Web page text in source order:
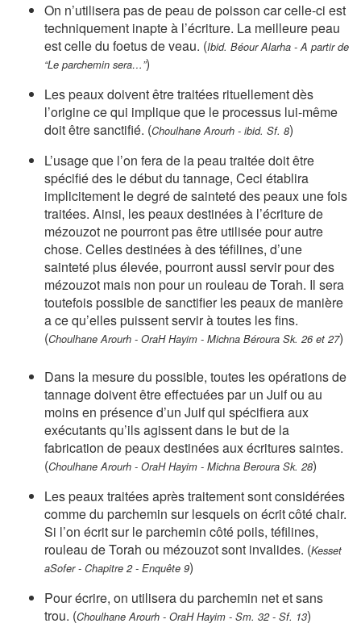
On n’utilisera pas de peau de poisson car celle-ci est
techniquement inapte à l’écriture. La meilleure peau
est celle du foetus de veau. (Ibid. Béour Alarha - A partir de
“Le parchemin sera…”)
Les peaux doivent être traitées rituellement dès
l’origine ce qui implique que le processus lui-même
doit être sanctifié. (Choulhane Arourh - ibid. Sf. 8)
L’usage que l’on fera de la peau traitée doit être
spécifié des le début du tannage, Ceci établira
implicitement le degré de sainteté des peaux une fois
traitées. Ainsi, les peaux destinées à l’écriture de
mézouzot ne pourront pas être utilisée pour autre
chose. Celles destinées à des téfilines, d’une
sainteté plus élevée, pourront aussi servir pour des
mézouzot mais non pour un rouleau de Torah. Il sera
toutefois possible de sanctifier les peaux de manière
a ce qu’elles puissent servir à toutes les fins.
(Choulhane Arourh - OraH Hayim - Michna Béroura Sk. 26 et 27)
Dans la mesure du possible, toutes les opérations de
tannage doivent être effectuées par un Juif ou au
moins en présence d’un Juif qui spécifiera aux
exécutants qu’ils agissent dans le but de la
fabrication de peaux destinées aux écritures saintes.
(Choulhane Arourh - OraH Hayim - Michna Beroura Sk. 28)
Les peaux traitées après traitement sont considérées
comme du parchemin sur lesquels on écrit côté chair.
Si l’on écrit sur le parchemin côté poils, téfilines,
rouleau de Torah ou mézouzot sont invalides. (Kesset
aSofer - Chapitre 2 - Enquête 9)
Pour écrire, on utilisera du parchemin net et sans
trou. (Choulhane Arourh - OraH Hayim - Sm. 32 - Sf. 13)